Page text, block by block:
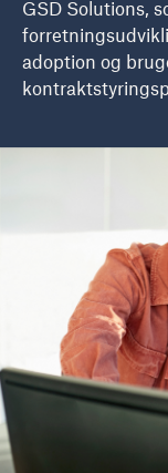
GSD Solutions,
adoption og